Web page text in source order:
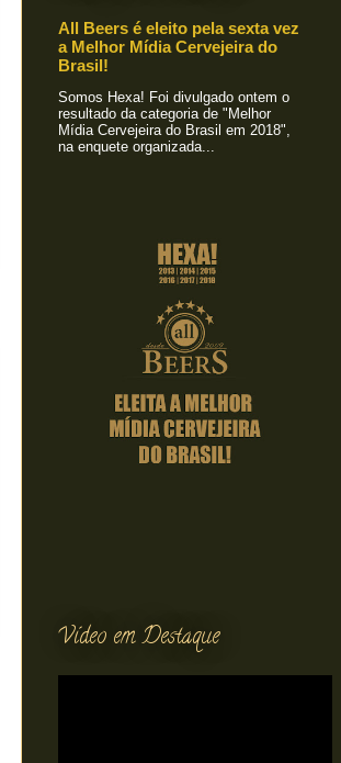
All Beers é eleito pela sexta vez
a Melhor Mídia Cervejeira do
Brasil!
Somos Hexa! Foi divulgado ontem o
resultado da categoria de "Melhor
Mídia Cervejeira do Brasil em 2018",
na enquete organizada...
Vídeo em Destaque